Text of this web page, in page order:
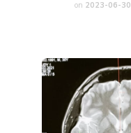
on 2023-06-30